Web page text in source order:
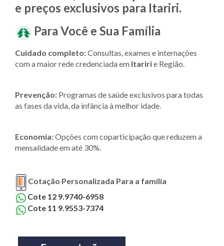
e preços exclusivos para Itariri.
Para Você e Sua Família
Cuidado completo:Consultas, exames e internações
com a maior rede credenciada em Itaririe Região.
Prevenção: Programas de saúde exclusivos para todas
as fases da vida, da infância à melhor idade.
Economia:Opções com coparticipação que reduzem a
mensalidade em até 30%.
Cotação Personalizada Para a família
Cote 12 9.9740-6958
Cote 11 9.9553-7374